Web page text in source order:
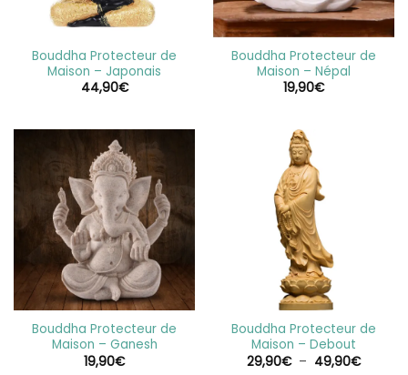
Bouddha Protecteur de
Maison – Japonais
44,90€
Bouddha Protecteur de
Maison – Népal
19,90€
Bouddha Protecteur de
Maison – Ganesh
19,90€
Bouddha Protecteur de
Maison – Debout
29,90€ – 49,90€Plage